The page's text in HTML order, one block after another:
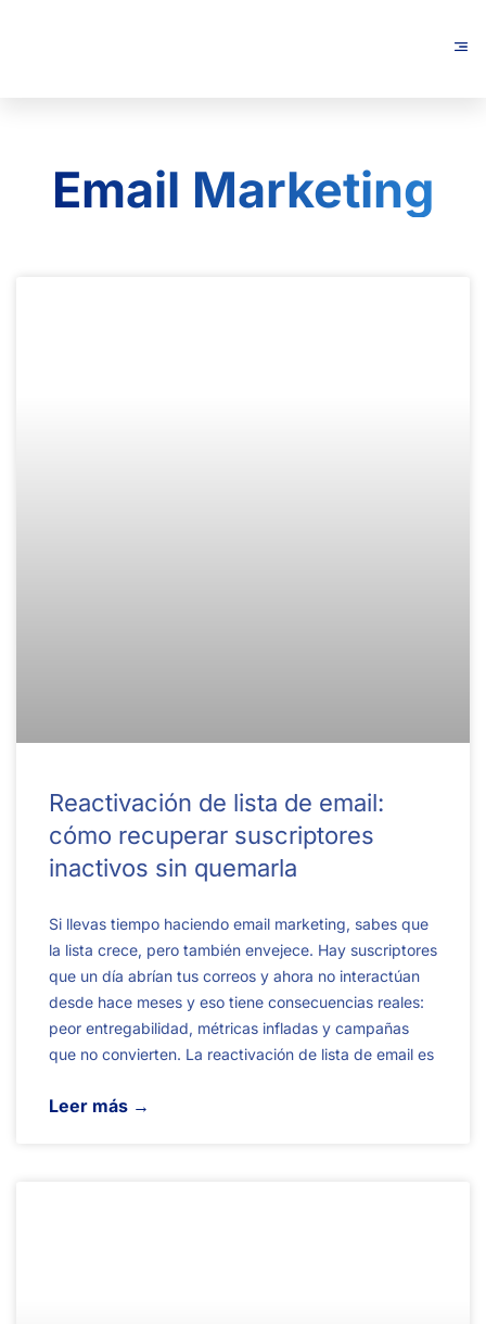
Email Marketing
Reactivación de lista de email:
cómo recuperar suscriptores
inactivos sin quemarla
Si llevas tiempo haciendo email marketing, sabes que
la lista crece, pero también envejece. Hay suscriptores
que un día abrían tus correos y ahora no interactúan
desde hace meses y eso tiene consecuencias reales:
peor entregabilidad, métricas infladas y campañas
que no convierten. La reactivación de lista de email es
Leer más →